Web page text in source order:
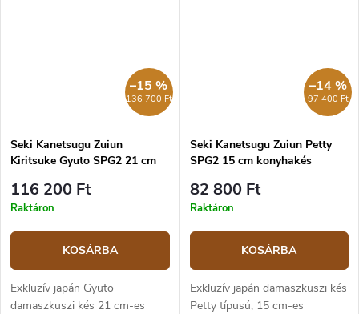
136 700 Ft
–15 %
Seki Kanetsugu Zuiun
Kiritsuke Gyuto SPG2 21 cm
116 200 Ft
Raktáron
KOSÁRBA
Exkluzív japán Gyuto
damaszkuszi kés 21 cm-es
97 400 Ft
–14 %
Seki Kanetsugu Zuiun Petty
SPG2 15 cm konyhakés
82 800 Ft
Raktáron
KOSÁRBA
Exkluzív japán damaszkuszi kés
Petty típusú, 15 cm-es